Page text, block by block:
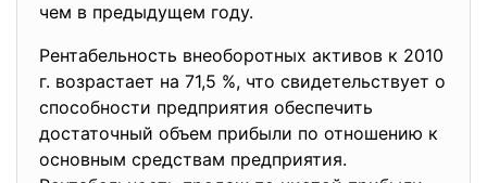
чем в предыдущем году.
Рентабельность внеоборотных активов к 2010
г. возрастает на 71,5 %, что свидетельствует о
способности предприятия обеспечить
достаточный объем прибыли по отношению к
основным средствам предприятия.